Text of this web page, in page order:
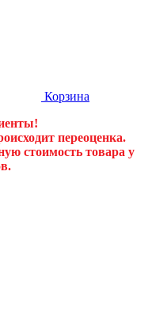
Корзина
переоценка.
стоимость товара у